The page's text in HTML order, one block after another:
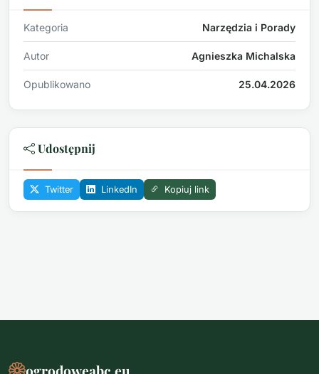
Kategoria Narzędzia i Porady
Autor Agnieszka Michalska
Opublikowano 25.04.2026
Udostępnij
Twitter LinkedIn Kopiuj link
ogrodoweabc.eu